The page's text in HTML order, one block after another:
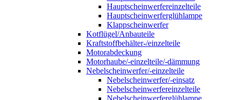
Hauptscheinwerfereinzelteile
Hauptscheinwerferglühlampe
Klappscheinwerfer
Kotflügel/Anbauteile
Kraftstoffbehälter-/einzelteile
Motorabdeckung
Motorhaube/-einzelteile/-dämmung
Nebelscheinwerfer/-einzelteile
Nebelscheinwerfer/-einsatz
Nebelscheinwerfereinzelteile
Nebelscheinwerferglühlampe